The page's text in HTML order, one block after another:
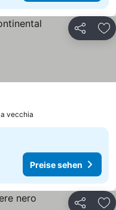
Teilen
vecchia
Preise sehen